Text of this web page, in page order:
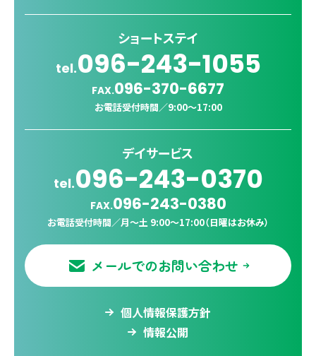
ショートステイ
tel.096-243-1055
FAX.096-370-6677
お電話受付時間／9:00〜17:00
デイサービス
tel.096-243-0370
FAX.096-243-0380
お電話受付時間／月〜土 9:00〜17:00（日曜はお休み）
メールでのお問い合わせ
個人情報保護方針
情報公開